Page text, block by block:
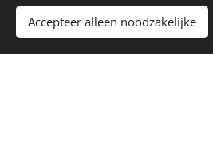
Accepteer alleen noodzakelijke